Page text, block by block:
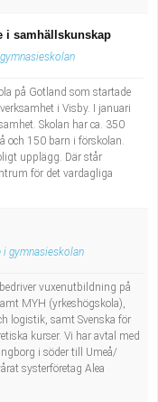
i samhällskunskap
på Gotland som startade
i Visby. I januari
Skolan har ca. 350
och 150 barn i förskolan.
upplägg. Där står
för det vardagliga
i gymnasieskolan
vuxenutbildning på
MYH (yrkeshögskola),
logistik, samt Svenska för
kurser. Vi har avtal med
i söder till Umeå/
systerföretag Alea